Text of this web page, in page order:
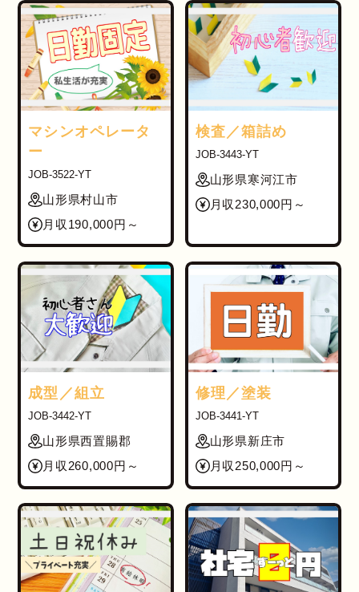
マシンオペレータ
ー
JOB-3522-YT
山形県村山市
月収190,000円～
検査／箱詰め
JOB-3443-YT
山形県寒河江市
月収230,000円～
成型／組立
JOB-3442-YT
山形県西置賜郡
月収260,000円～
修理／塗装
JOB-3441-YT
山形県新庄市
月収250,000円～